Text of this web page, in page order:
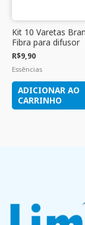
Kit 10 Varetas
Fibra para difusor
R$9,90
Essências
ADICIONAR AO
CARRINHO